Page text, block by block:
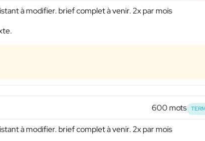
à modifier. brief complet à venir. 2x par mois
600 mots
à modifier. brief complet à venir. 2x par mois